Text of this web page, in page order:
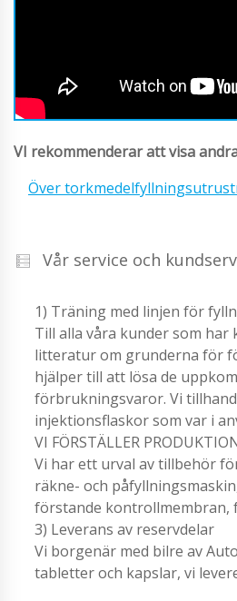
VI rekommenderar att visa
Över
Vår service och
1) Träning med linjen för
Till alla våra kunder som
litteratur om grunderna för
hjälper till att lösa de
förbrukningsvaror. Vi
injektionsflaskor som var i
VI FÖRSTÄLLER
Vi har ett urval av tillbehör
räkne- och
förstande kontrollmembran,
3) Leverans av reservdelar
Vi borgenär med bilre av
tabletter och kapslar, vi